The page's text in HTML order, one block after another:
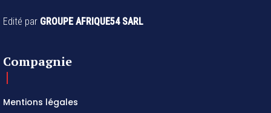
Edité par GROUPE AFRIQUE54 SARL
Compagnie
Mentions légales